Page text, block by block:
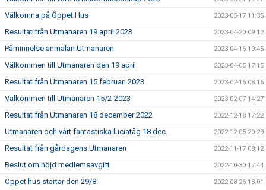
Välkomna på Öppet Hus 2023-05-17 11:35
Resultat från Utmanaren 19 april 2023 2023-04-20 09:12
Påminnelse anmälan Utmanaren 2023-04-16 19:45
Välkommen till Utmanaren den 19 april 2023-04-05 17:15
Resultat från Utmanaren 15 februari 2023 2023-02-16 08:16
Välkommen till Utmanaren 15/2-2023 2023-02-07 14:27
Resultat från Utmanaren 18 december 2022 2022-12-18 17:22
Utmanaren och vårt fantastiska luciatåg 18 dec. 2022-12-05 20:29
Resultat från gårdagens Utmanaren 2022-11-17 08:12
Beslut om höjd medlemsavgift 2022-10-30 17:44
Öppet hus startar den 29/8. 2022-08-26 18:01